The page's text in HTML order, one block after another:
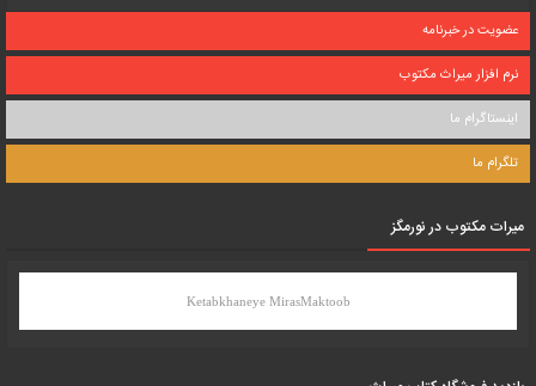
عضویت در خبرنامه
نرم افزار میراث مکتوب
اینستاگرام ما
تلگرام ما
میرات مکتوب در نورمگز
Ketabkhaneye MirasMaktoob